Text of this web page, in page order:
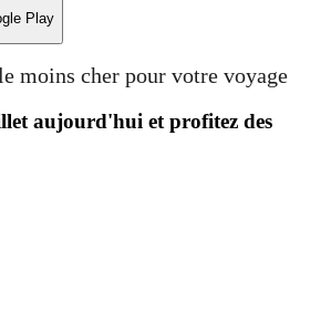
Play
moins cher pour votre voyage
aujourd'hui et profitez des